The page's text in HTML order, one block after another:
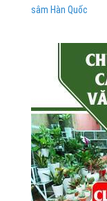
sâm Hàn Quốc